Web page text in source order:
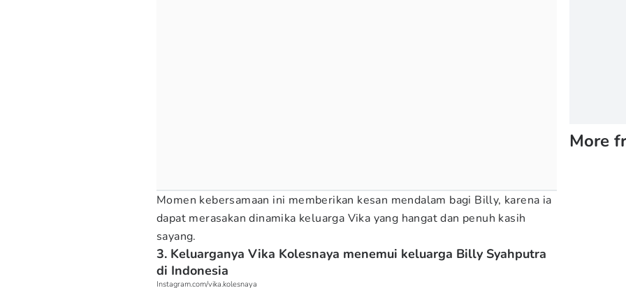
Momen kebersamaan ini memberikan kesan mendalam bagi Billy, karena ia
dapat merasakan dinamika keluarga Vika yang hangat dan penuh kasih
sayang.
3. Keluarganya Vika Kolesnaya menemui keluarga Billy Syahputra
di Indonesia
Instagram.com/vika.kolesnaya
More